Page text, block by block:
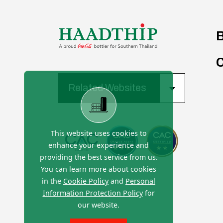
This website uses cookies to
enhance your experience and
providing the best service from us.
You can learn more about cookies
in the Cookie Policy and Personal
Information Protection Policyfor
our website.
Related Websites